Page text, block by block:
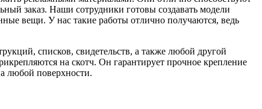
заказ. Наши сотрудники готовы создавать модели
вещи. У нас такие работы отлично получаются, ведь
списков, свидетельств, а также любой другой
на скотч. Он гарантирует прочное крепление
любой поверхности.